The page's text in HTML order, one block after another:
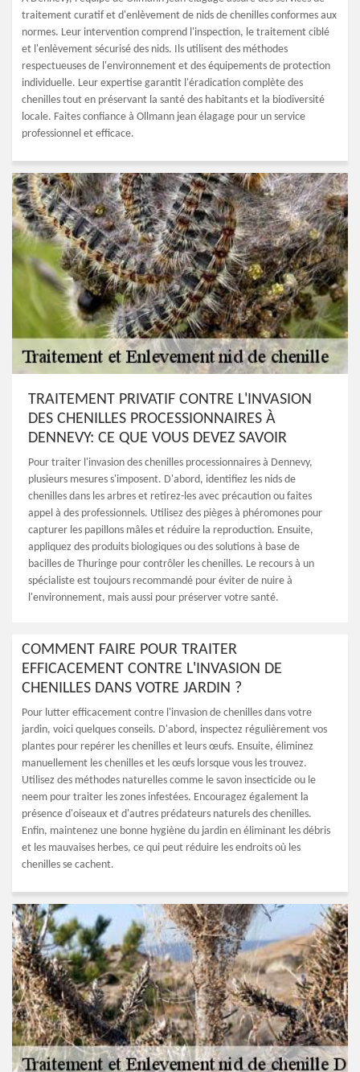
traitement curatif et d'enlèvement de nids de chenilles conformes aux
normes. Leur intervention comprend l'inspection, le traitement ciblé
et l'enlèvement sécurisé des nids. Ils utilisent des méthodes
respectueuses de l'environnement et des équipements de protection
individuelle. Leur expertise garantit l'éradication complète des
chenilles tout en préservant la santé des habitants et la biodiversité
locale. Faites confiance à Ollmann jean élagage pour un service
professionnel et efficace.
TRAITEMENT PRIVATIF CONTRE L'INVASION
DES CHENILLES PROCESSIONNAIRES À
DENNEVY: CE QUE VOUS DEVEZ SAVOIR
Pour traiter l'invasion des chenilles processionnaires à Dennevy,
plusieurs mesures s'imposent. D'abord, identifiez les nids de
chenilles dans les arbres et retirez-les avec précaution ou faites
appel à des professionnels. Utilisez des pièges à phéromones pour
capturer les papillons mâles et réduire la reproduction. Ensuite,
appliquez des produits biologiques ou des solutions à base de
bacilles de Thuringe pour contrôler les chenilles. Le recours à un
spécialiste est toujours recommandé pour éviter de nuire à
l'environnement, mais aussi pour préserver votre santé.
COMMENT FAIRE POUR TRAITER
EFFICACEMENT CONTRE L'INVASION DE
CHENILLES DANS VOTRE JARDIN ?
Pour lutter efficacement contre l'invasion de chenilles dans votre
jardin, voici quelques conseils. D'abord, inspectez régulièrement vos
plantes pour repérer les chenilles et leurs œufs. Ensuite, éliminez
manuellement les chenilles et les œufs lorsque vous les trouvez.
Utilisez des méthodes naturelles comme le savon insecticide ou le
neem pour traiter les zones infestées. Encouragez également la
présence d'oiseaux et d'autres prédateurs naturels des chenilles.
Enfin, maintenez une bonne hygiène du jardin en éliminant les débris
et les mauvaises herbes, ce qui peut réduire les endroits où les
chenilles se cachent.